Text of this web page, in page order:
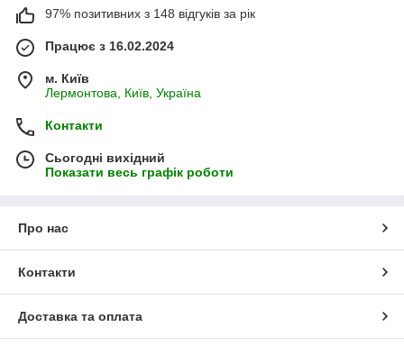
97% позитивних з 148 відгуків за рік
Працює з 16.02.2024
м. Київ
Лермонтова, Київ, Україна
Контакти
Сьогодні вихідний
Показати весь графік роботи
Про нас
Контакти
Доставка та оплата